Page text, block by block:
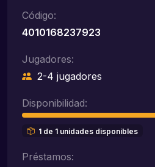
Código:
4010168237923
Jugadores:
2-4 jugadores
Disponibilidad:
1 de 1 unidades disponibles
Préstamos: